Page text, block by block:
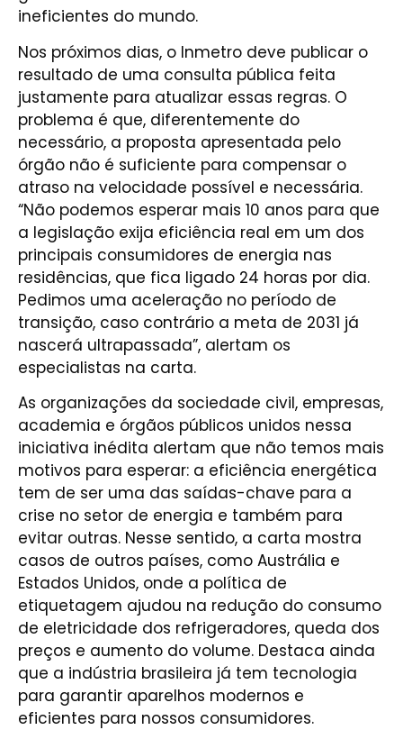
ineficientes do mundo.
Nos próximos dias, o Inmetro deve publicar o
resultado de uma consulta pública feita
justamente para atualizar essas regras. O
problema é que, diferentemente do
necessário, a proposta apresentada pelo
órgão não é suficiente para compensar o
atraso na velocidade possível e necessária.
“Não podemos esperar mais 10 anos para que
a legislação exija eficiência real em um dos
principais consumidores de energia nas
residências, que fica ligado 24 horas por dia.
Pedimos uma aceleração no período de
transição, caso contrário a meta de 2031 já
nascerá ultrapassada”, alertam os
especialistas na carta.
As organizações da sociedade civil, empresas,
academia e órgãos públicos unidos nessa
iniciativa inédita alertam que não temos mais
motivos para esperar: a eficiência energética
tem de ser uma das saídas-chave para a
crise no setor de energia e também para
evitar outras. Nesse sentido, a carta mostra
casos de outros países, como Austrália e
Estados Unidos, onde a política de
etiquetagem ajudou na redução do consumo
de eletricidade dos refrigeradores, queda dos
preços e aumento do volume. Destaca ainda
que a indústria brasileira já tem tecnologia
para garantir aparelhos modernos e
eficientes para nossos consumidores.